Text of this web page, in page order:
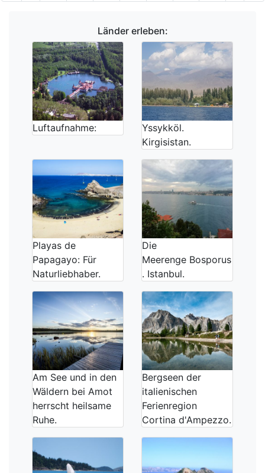
Länder erleben:
Luftaufnahme:
Yssykköl.
Kirgisistan.
Playas de
Papagayo: Für
Naturliebhaber.
Die
Meerenge Bosporus
. Istanbul.
Am See und in den
Wäldern bei Amot
herrscht heilsame
Ruhe.
Bergseen der
italienischen
Ferienregion
Cortina d'Ampezzo.